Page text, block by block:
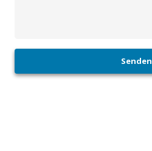
Senden